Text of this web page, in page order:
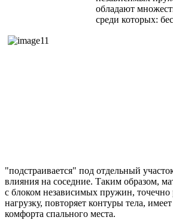
обладают
среди которых:
"подстраивается" под отдельный
влияния на соседние. Таким образом,
с блоком независимых пружин, точечно
нагрузку, повторяет контуры тела,
комфорта спального места.